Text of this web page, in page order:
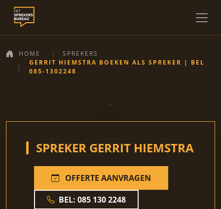
HOME
SPREKERS
GERRIT HIEMSTRA BOEKEN ALS SPREKER | BEL
085-1302248
SPREKER GERRIT HIEMSTRA
OFFERTE AANVRAGEN
BEL: 085 130 2248